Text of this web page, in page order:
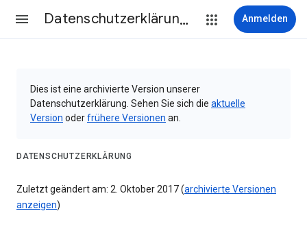
Datenschutzerklärung & Nutzungsbedingungen Anmelden
Dies ist eine archivierte Version unserer
Datenschutzerklärung. Sehen Sie sich die aktuelle
Version oderfrühere Versionen an.
DATENSCHUTZERKLÄRUNG
Zuletzt geändert am: 2. Oktober 2017 (archivierte Versionen
anzeigen)